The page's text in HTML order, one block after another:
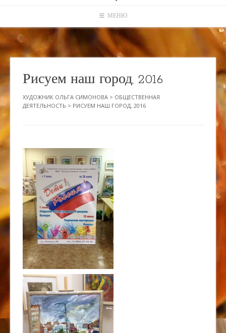
МЕНЮ
Рисуем наш город, 2016
ХУДОЖНИК ОЛЬГА СИМОНОВА > ОБЩЕСТВЕННАЯ
ДЕЯТЕЛЬНОСТЬ > РИСУЕМ НАШ ГОРОД, 2016